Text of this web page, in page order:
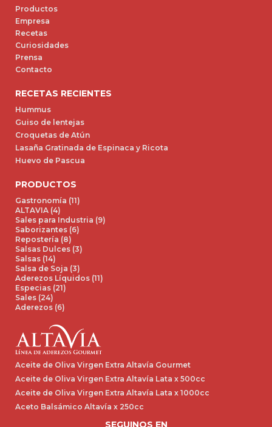
Productos
Empresa
Recetas
Curiosidades
Prensa
Contacto
RECETAS RECIENTES
Hummus
Guiso de lentejas
Croquetas de Atún
Lasaña Gratinada de Espinaca y Ricota
Huevo de Pascua
PRODUCTOS
Gastronomía (11)
ALTAVIA (4)
Sales para Industria (9)
Saborizantes (6)
Repostería (8)
Salsas Dulces (3)
Salsas (14)
Salsa de Soja (3)
Aderezos Líquidos (11)
Especias (21)
Sales (24)
Aderezos (6)
Aceite de Oliva Virgen Extra Altavía Gourmet
Aceite de Oliva Virgen Extra Altavía Lata x 500cc
Aceite de Oliva Virgen Extra Altavía Lata x 1000cc
Aceto Balsámico Altavía x 250cc
SEGUINOS EN